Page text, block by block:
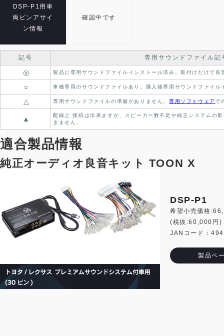
DSP-P1用車
両ピンアサイ
ン情報
確認中です
記号 専用サウンドファイル記
◎ 製品に専用サウンドファイルインストール済み。取付けだけで良
○ 車種専用のサウンドファイルあり。 購入後専用サウンドファイル
△ 専用サウンドファイルの準備がありません。 専用ソフトウェア で
▲
配線上 接続は出来ますが、スピーカー数不足や純正システムの
きません。
適合製品情報
純正オーディオ良音キット TOON X
DSP-P1
希望小売価格
(税抜:60,000円)
JANコード：
製品ペ